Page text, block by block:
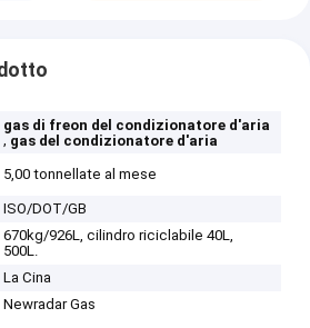
gas di freon del condizionatore d'aria
, gas del condizionatore d'aria
5,00 tonnellate al mese
ISO/DOT/GB
670kg/926L, cilindro riciclabile 40L,
500L.
La Cina
Newradar Gas